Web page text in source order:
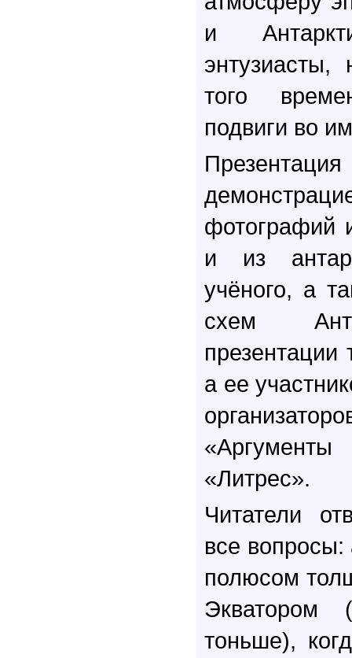
и
энтузиасты,
того
подвиги во
фотографий
и из
учёного, а
схем
презентации
а ее
«Литрес».
Читатели
все
полюсом
Экватором
тоньше),